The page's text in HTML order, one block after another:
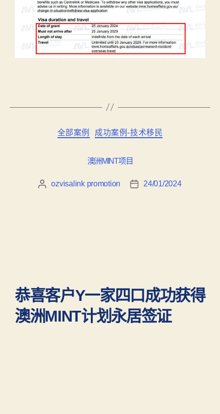
全部案例 成功案例-技术移民
澳洲MINT项目
ozvisalink promotion 24/01/2024
恭喜客户Y一家四口成功获得
澳洲MINT计划永居签证